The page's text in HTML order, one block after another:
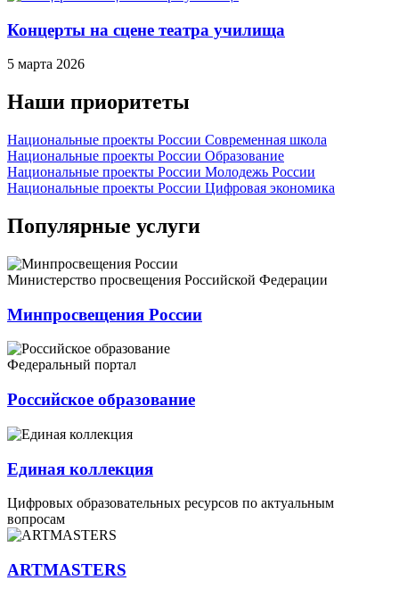
Концерты на сцене театра училища
5 марта 2026
Наши приоритеты
Национальные проекты России Современная школа
Национальные проекты России Образование
Национальные проекты России Молодежь России
Национальные проекты России Цифровая экономика
Популярные услуги
Министерство просвещения Российской Федерации
Минпросвещения России
Федеральный портал
Российское образование
Единая коллекция
Цифровых образовательных ресурсов по актуальным
вопросам
ARTMASTERS